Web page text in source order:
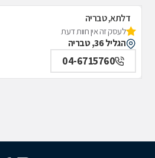
דלתא, טבריה
לעסק זה אין חוות דעת
הגליל 36, טבריה
04-6715760